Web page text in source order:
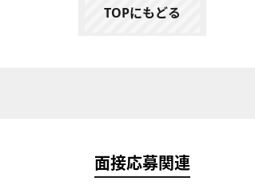
TOPにもどる
面接応募関連